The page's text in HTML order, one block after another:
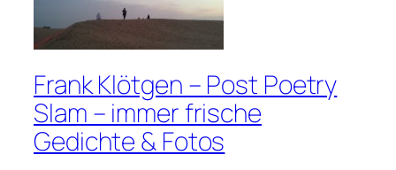
Frank Klötgen – Post Poetry
Slam – immer frische
Gedichte & Fotos